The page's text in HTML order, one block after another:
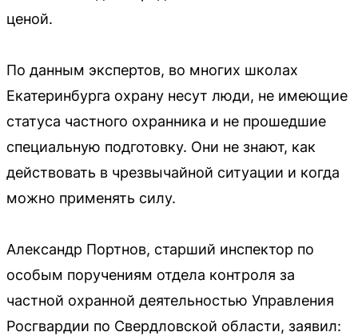
ценой.
По данным экспертов, во многих школах
Екатеринбурга охрану несут люди, не имеющие
статуса частного охранника и не прошедшие
специальную подготовку. Они не знают, как
действовать в чрезвычайной ситуации и когда
можно применять силу.
Александр Портнов, старший инспектор по
особым поручениям отдела контроля за
частной охранной деятельностью Управления
Росгвардии по Свердловской области, заявил: